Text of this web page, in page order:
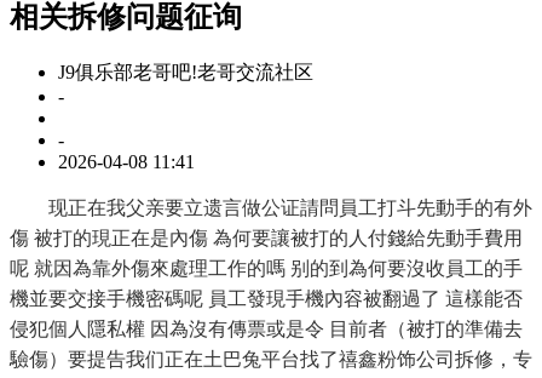
相关拆修问题征询
J9俱乐部老哥吧!老哥交流社区
-
-
2026-04-08 11:41
现正在我父亲要立遗言做公证請問員工打斗先動手的有外
傷 被打的現正在是內傷 為何要讓被打的人付錢給先動手費用
呢 就因為靠外傷來處理工作的嗎 别的到為何要沒收員工的手
機並要交接手機密碼呢 員工發現手機內容被翻過了 這樣能否
侵犯個人隱私權 因為沒有傳票或是令 目前者（被打的準備去
驗傷）要提告我们正在土巴兔平台找了禧鑫粉饰公司拆修，专